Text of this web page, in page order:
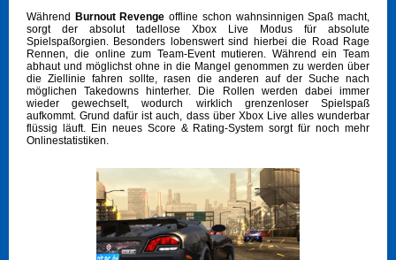
Während
Burnout Revenge offline schon wahnsinnigen Spaß macht,
sorgt der absolut tadellose Xbox Live Modus für absolute
Spielspaßorgien. Besonders lobenswert sind hierbei die Road Rage
Rennen, die online zum Team-Event mutieren. Während ein Team
abhaut und möglichst ohne in die Mangel genommen zu werden über
die Ziellinie fahren sollte, rasen die anderen auf der Suche nach
möglichen Takedowns hinterher. Die Rollen werden dabei immer
wieder gewechselt, wodurch wirklich grenzenloser Spielspaß
aufkommt. Grund dafür ist auch, dass über Xbox Live alles wunderbar
flüssig läuft. Ein neues Score & Rating-System sorgt für noch mehr
Onlinestatistiken.